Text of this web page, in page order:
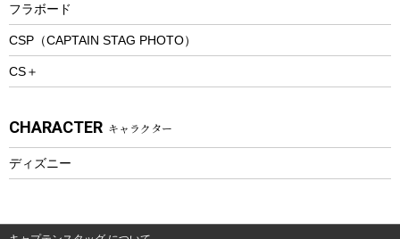
トレッキングアクセサリー
プレイグッズ
ウェルネス
ウェア、タオル
ウェア
フラボード
CSP（CAPTAIN STAG PHOTO）
CS＋
CHARACTER キャラクター
ディズニー